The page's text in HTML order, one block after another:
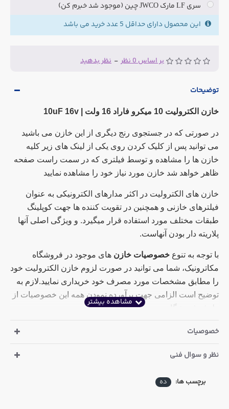
بر اساس 0 نظر - نظر بدهید
سری LF مارک JWCO چین (موجود شد خبرم کن)
این محصول دارای حداقل 5 عدد خرید می باشد
توضیحات
خازن الکترولیت 10 میکرو فاراد 16 ولت |
در صورتی که در جستجوی رنج دیگری از این خازن می باشید
می توانید پس از کلیک کردن روی یکی از لینک های زیر کلیه
خازن ها را مشاهده و توسط فیلتری که در سمت راست صفحه
ظاهر خواهد شد خازن مورد نیاز خود را مشاهده نمایید
خازن های الکترولیت در اکثر مدارهای الکترونیکی به عنوان
فیلترهای خازنی و همچنین در تقویت کننده ها جهت کوپلینگ
طبقات مختلف مورد استفاده قرار میگیرد. و ویژگی اصلی آنها
پلاریته دار بودن آنهاست.
با توجه به تنوع خصوصیات خازن های موجود در فروشگاه
مکاترونیک، شما می توانید در صورت لزوم خازن الکترولیت خود
را مطابق مشخصات مورد مصرف خود خریداری نمایید.لازم به
توضیح است الزامی جهت برآورده نمودن همه این خصوصیات از
طرف فروشگاه وجود نداشته و صرفا با توجه به موجودی
صورتی که این خصوصیات برای شما ضروری می باشد لازم
سعی نمودیم صرفا خازن های های با قابلیت تحمل دمای
خصوصیات
نظر و سوال فنی
برچسب ها: ده